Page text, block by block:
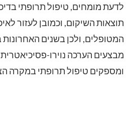
לדעת מומחים, טיפול תרופתי
תוצאות השיקום, וכמובן לעזור
המטופלים, ולכן בשנים האחרונות
מבצעים הערכה נוירו-
ומספקים טיפול תרופתי במקרה